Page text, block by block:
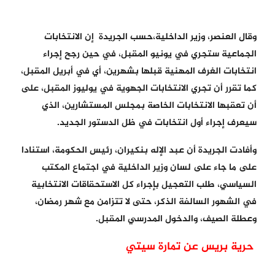
وقال العنصر، وزير الداخلية،حسب الجريدة إن الانتخابات
الجماعية ستجري في يونيو المقبل، في حين رجح إجراء
انتخابات الغرف المهنية قبلها بشهرين، أي في أبريل المقبل،
كما تقرر أن تجري الانتخابات الجهوية في يوليوز المقبل، على
أن تعقبها الانتخابات الخاصة بمجلس المستشارين، الذي
سيعرف إجراء أول انتخابات في ظل الدستور الجديد.
وأفادت الجريدة أن عبد الإله بنكيران، رئيس الحكومة، استنادا
على ما جاء على لسان وزير الداخلية في اجتماع المكتب
السياسي، طلب التعجيل بإجراء كل الاستحقاقات الانتخابية
في الشهور السالفة الذكر، حتى لا تتزامن مع شهر رمضان،
وعطلة الصيف، والدخول المدرسي المقبل.
حرية بريس عن تمارة سيتي